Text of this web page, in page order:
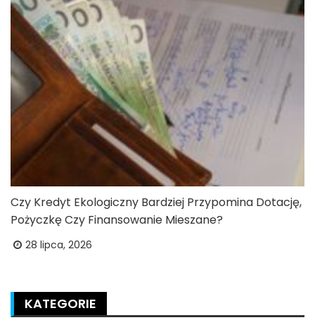
Czy Kredyt Ekologiczny Bardziej Przypomina Dotację,
Pożyczkę Czy Finansowanie Mieszane?
28 lipca, 2026
KATEGORIE